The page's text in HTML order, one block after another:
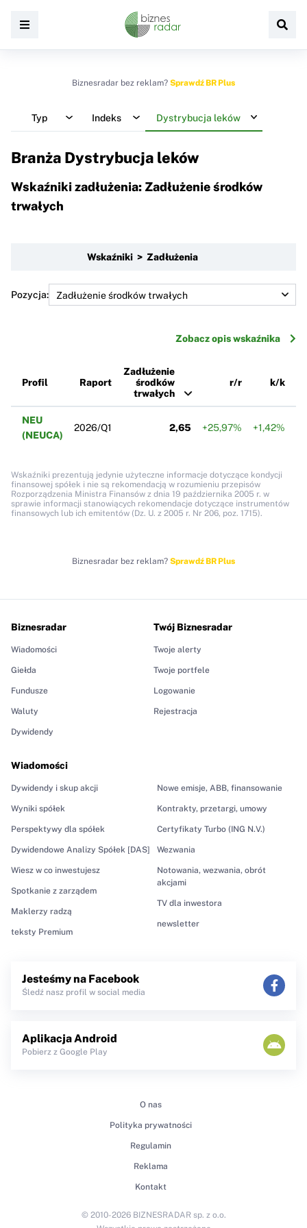
Biznesradar bez reklam? Sprawdź BR Plus
Typ Indeks Dystrybucja leków
Branża Dystrybucja leków
Wskaźniki zadłużenia: Zadłużenie środków
trwałych
Wskaźniki > Zadłużenia
Pozycja:
Zobacz opis wskaźnika
Profil Raport
Zadłużenie
środków
trwałych
r/r k/k
NEU
(NEUCA)
2026/Q1 2,65 +25,97% +1,42%
Wskaźniki prezentują jedynie użyteczne informacje dotyczące kondycji
finansowej spółek i nie są rekomendacją w rozumieniu przepisów
Rozporządzenia Ministra Finansów z dnia 19 października 2005 r. w
sprawie informacji stanowiących rekomendacje dotyczące instrumentów
finansowych lub ich emitentów (Dz. U. z 2005 r. Nr 206, poz. 1715).
Biznesradar bez reklam? Sprawdź BR Plus
Biznesradar
Wiadomości
Giełda
Fundusze
Waluty
Dywidendy
Wiadomości
Dywidendy i skup akcji
Wyniki spółek
Perspektywy dla spółek
Dywidendowe Analizy Spółek [DAS]
Wiesz w co inwestujesz
Spotkanie z zarządem
Maklerzy radzą
teksty Premium
Nowe emisje, ABB, finansowanie
Kontrakty, przetargi, umowy
Certyfikaty Turbo (ING N.V.)
Wezwania
Notowania, wezwania, obrót
akcjami
TV dla inwestora
newsletter
Twój Biznesradar
Twoje alerty
Twoje portfele
Logowanie
Rejestracja
Jesteśmy na Facebook
Śledź nasz profil w social media
Aplikacja Android
Pobierz z Google Play
O nas
Polityka prywatności
Regulamin
Reklama
Kontakt
© 2010-2026 BIZNESRADAR sp. z o.o.